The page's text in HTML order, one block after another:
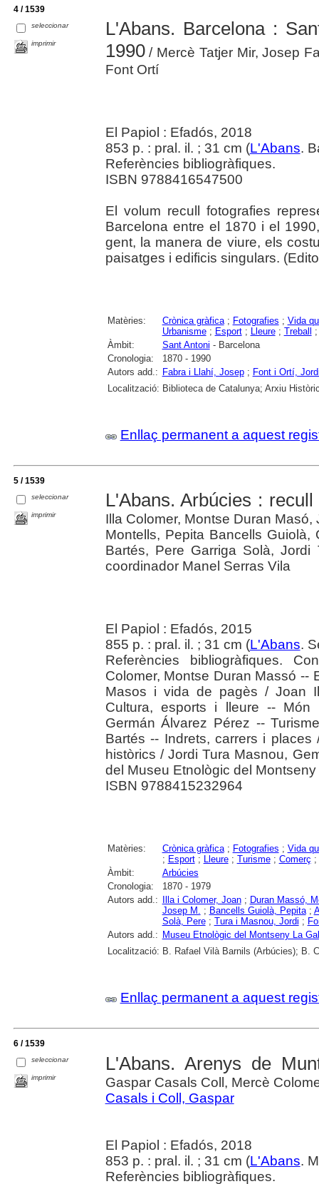
4 / 1539
seleccionar
imprimir
L'Abans. Barcelona :
1990/ Mercè Tatjer Mir, Josep
Font Ortí
El Papiol : Efadós, 2018
853 p. : pral. il. ; 31 cm (L'Abans.
Referències bibliogràfiques.
ISBN 9788416547500
El volum recull fotografies
Barcelona entre el 1870 i el
gent, la manera de viure, els
paisatges i edificis singulars.
Matèries: Crònica gràfica; Fotografies ; Vida
Urbanisme; Esport; Lleure; Treball
Àmbit:
Sant Antoni - Barcelona
Cronologia:
1870 - 1990
Autors add.: Fabra i Llahí, Josep; Font i Ortí,
Localització: Biblioteca de Catalunya; Arxiu
Enllaç permanent a aquest
5 / 1539
seleccionar
imprimir
L'Abans. Arbúcies :
Illa Colomer, Montse Duran
Montells, Pepita Bancells
Bartés, Pere Garriga Solà,
coordinador Manel Serras Vila
El Papiol : Efadós, 2015
855 p. : pral. il. ; 31 cm (L'Abans.
Referències bibliogràfiques.
Colomer, Montse Duran Massó --
Masos i vida de pagès / Joan
Cultura, esports i lleure --
Germán Álvarez Pérez --
Bartés -- Indrets, carrers i
històrics / Jordi Tura Masnou,
del Museu Etnològic del
ISBN 9788415232964
Matèries: Crònica gràfica; Fotografies ; Vida
; Esport; Lleure; Turisme; Comerç ;
Àmbit:
Arbúcies
Cronologia:
1870 - 1979
Autors add.:
Illa i Colomer, Joan; Duran Massó,
Josep M. ; Bancells Guiolà, Pepita;
Solà, Pere; Tura i Masnou, Jordi ;
Autors add.: Museu Etnològic del Montseny La
Localització: B. Rafael Vilà Barnils (Arbúcies); B.
Enllaç permanent a aquest
6 / 1539
seleccionar
imprimir
L'Abans. Arenys de
Gaspar Casals Coll, Mercè
Casals i Coll, Gaspar
El Papiol : Efadós, 2018
853 p. : pral. il. ; 31 cm (L'Abans.
Referències bibliogràfiques.